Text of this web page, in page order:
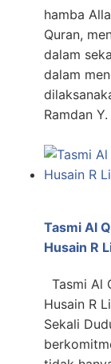
hamba
Quran,
dalam
dalam
Ramdan
Tasmi Al
Husain R
Tasmi Al
Husain R
Sekali